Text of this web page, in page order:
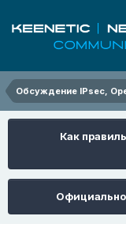
Обсуждение IPsec,
Как